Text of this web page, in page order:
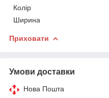
Колір
Ширина
Приховати
Умови доставки
Нова Пошта